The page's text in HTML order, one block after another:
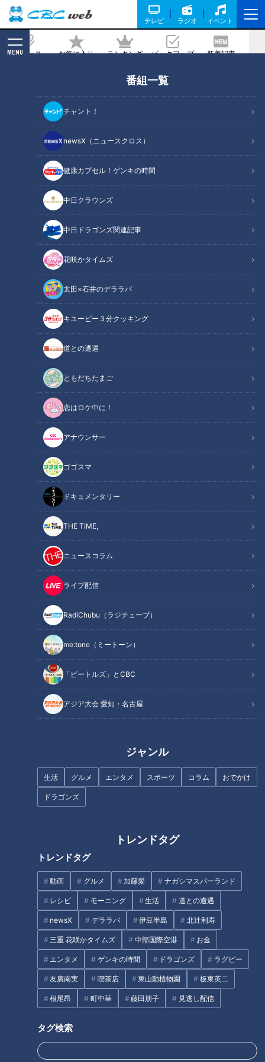
テレビ ラジオ イベント
ニュース お気に入り ランキング ピックアップ 新着記事
MENU
番組一覧
チャント！
newsX（ニュースクロス）
健康カプセル！ゲンキの時間
中日クラウンズ
中日ドラゴンズ関連記事
花咲かタイムズ
太田×石井のデララバ
キユーピー３分クッキング
道との遭遇
ともだちたまご
恋はロケ中に！
アナウンサー
ゴゴスマ
ドキュメンタリー
THE TIME,
ニュースコラム
ライブ配信
RadiChubu（ラジチューブ）
me:tone（ミートーン）
「ビートルズ」とCBC
アジア大会 愛知・名古屋
ジャンル
生活 グルメ エンタメ スポーツ コラム おでかけ
ドラゴンズ
トレンドタグ
トレンドタグ
動画 グルメ 加藤愛 ナガシマスパーランド
レシピ モーニング 生活 道との遭遇
newsX デララバ 伊豆半島 北辻利寿
三重 花咲かタイムズ 中部国際空港 お金
エンタメ ゲンキの時間 ドラゴンズ ラグビー
友廣南実 喫茶店 東山動植物園 板東英二
根尾昂 町中華 藤田朋子 見逃し配信
タグ検索
開 日比監督が名古屋で舞台挨拶
記事に戻る
映画「名も無い日」が東海3県で先行公開 日比監督が名古屋で舞台挨
この記事の画像
この記事を見たあなたへのおすすめ
安藤渚七、10年憧れた『君の名
は。』の聖地で言葉を失う
国産スポーツカー専門のレンタ
「奥琵琶湖パークウェイ」がで
きるまで孤立…“独自の法律”を
作った集落「菅浦」を深掘り
近鉄特急「ひのとり」展望席最
前列を初体験
友廣アナの自転車旅｜知多半島
エンタメ 動画 映画